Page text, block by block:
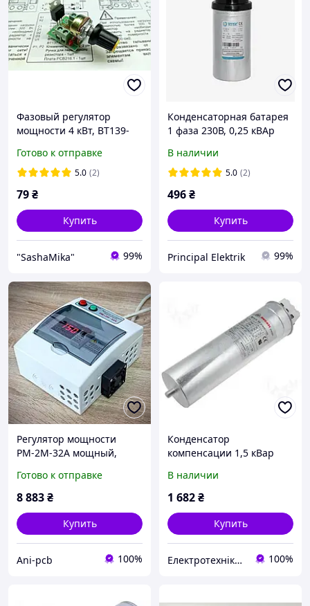
Фазовый регулятор
мощности 4 кВт, BT139-
Готово к отправке
5.0 (2)
79₴
Купить
"SashaMika" 99%
Конденсаторная батарея
1 фаза 230В, 0,25 кВАр
В наличии
5.0 (2)
496₴
Купить
Principal Elektrik 99%
Регулятор мощности
РМ-2М-32А мощный,
Готово к отправке
8 883₴
Купить
Ani-pcb 100%
Конденсатор
компенсации 1,5 кВар
В наличии
1 682₴
Купить
Електротехніка, автоматизація, КВП та А, привідна техніка 100%